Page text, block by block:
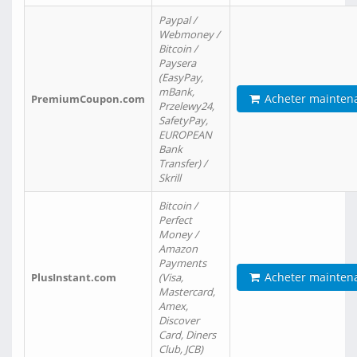
PremiumCoupon.com
Paypal /
Webmoney /
Bitcoin /
Paysera
(EasyPay,
mBank,
Przelewy24,
SafetyPay,
EUROPEAN
Bank
Transfer) /
Skrill
Acheter
PlusInstant.com
Bitcoin /
Perfect
Money /
Amazon
Payments
(Visa,
Mastercard,
Amex,
Discover
Card, Diners
Club, JCB)
Acheter